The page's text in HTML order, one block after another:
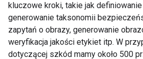
kluczowe kroki, takie jak
generowanie taksonomii
zapytań o obrazy, generowanie
weryfikacja jakości etykiet itp. W
dotyczącej szkód mamy około 500